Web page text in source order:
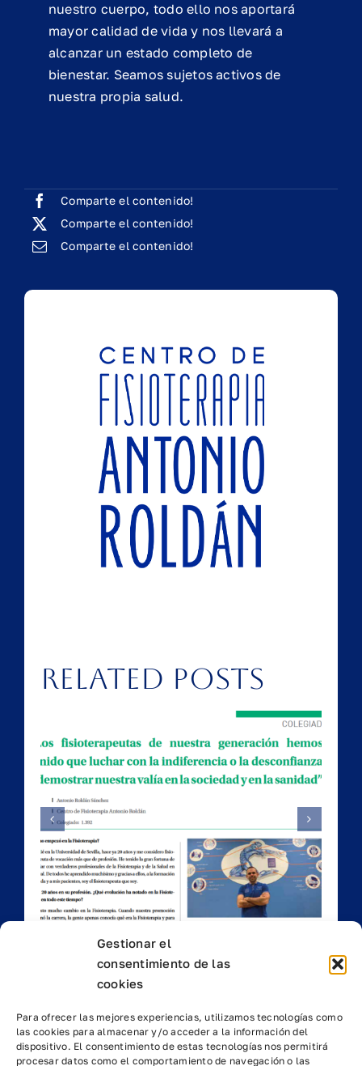
Gestionar el
consentimiento de las
cookies
Para ofrecer las mejores experiencias, utilizamos tecnologías como
las cookies para almacenar y/o acceder a la información del
dispositivo. El consentimiento de estas tecnologías nos permitirá
procesar datos como el comportamiento de navegación o las
Related Posts
Falsos Cólicos
nuestro cuerpo, todo ello nos aportará
mayor calidad de vida y nos llevará a
alcanzar un estado completo de
bienestar. Seamos sujetos activos de
nuestra propia salud.
Comparte el contenido!
Comparte el contenido!
Comparte el contenido!